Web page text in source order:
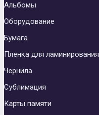
Альбомы
Оборудование
Бумага
Пленка для ламинирования
Чернила
Сублимация
Карты памяти